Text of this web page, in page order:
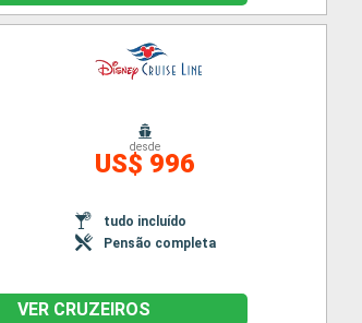
desde
US$ 996
tudo incluído
Pensão completa
VER CRUZEIROS